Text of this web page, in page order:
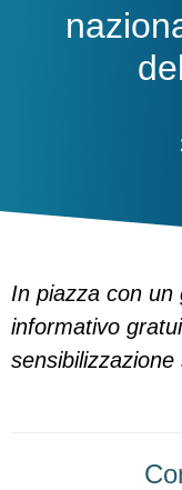
In piazza con un
informativo